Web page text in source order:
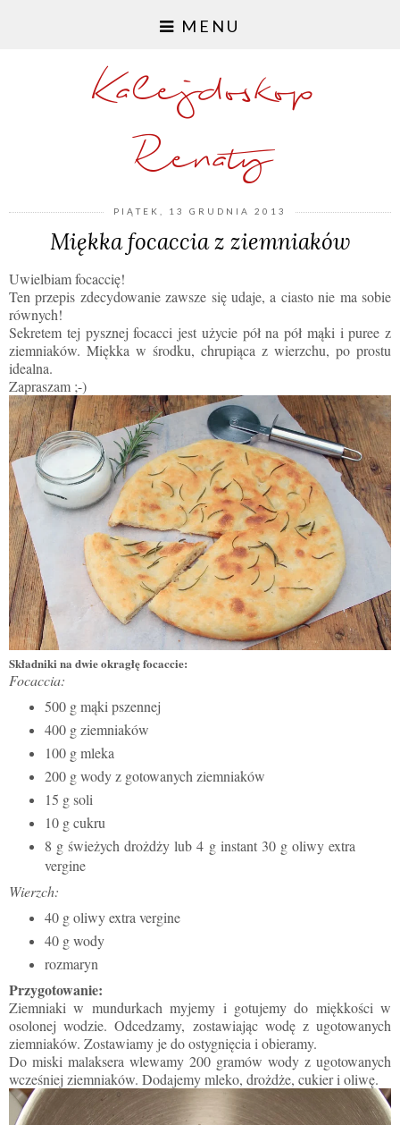
MENU
Kalejdoskop
Renaty
PIĄTEK, 13 GRUDNIA 2013
Miękka focaccia z ziemniaków
Uwielbiam focaccię!
Ten przepis zdecydowanie zawsze się udaje, a ciasto nie ma sobie
równych!
Sekretem tej pysznej focacci jest użycie pół na pół mąki i puree z
ziemniaków. Miękka w środku, chrupiąca z wierzchu, po prostu
idealna.
Zapraszam ;-)
Składniki na dwie okragłę focaccie:
Focaccia:
500 g mąki pszennej
400 g ziemniaków
100 g mleka
200 g wody z gotowanych ziemniaków
15 g soli
10 g cukru
8 g świeżych drożdży lub 4 g instant 30 g oliwy extra
vergine
Wierzch:
40 g oliwy extra vergine
40 g wody
rozmaryn
Przygotowanie:
Ziemniaki w mundurkach myjemy i gotujemy do miękkości w
osolonej wodzie. Odcedzamy, zostawiając wodę z ugotowanych
ziemniaków. Zostawiamy je do ostygnięcia i obieramy.
Do miski malaksera wlewamy 200 gramów wody z ugotowanych
wcześniej ziemniaków. Dodajemy mleko, drożdże, cukier i oliwę.